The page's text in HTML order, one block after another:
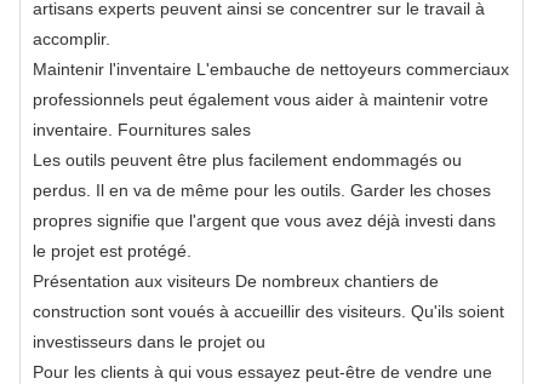
artisans experts peuvent ainsi se concentrer sur le travail à
accomplir.
Maintenir l'inventaire L'embauche de nettoyeurs commerciaux
professionnels peut également vous aider à maintenir votre
inventaire. Fournitures sales
Les outils peuvent être plus facilement endommagés ou
perdus. Il en va de même pour les outils. Garder les choses
propres signifie que l'argent que vous avez déjà investi dans
le projet est protégé.
Présentation aux visiteurs De nombreux chantiers de
construction sont voués à accueillir des visiteurs. Qu'ils soient
investisseurs dans le projet ou
Pour les clients à qui vous essayez peut-être de vendre une